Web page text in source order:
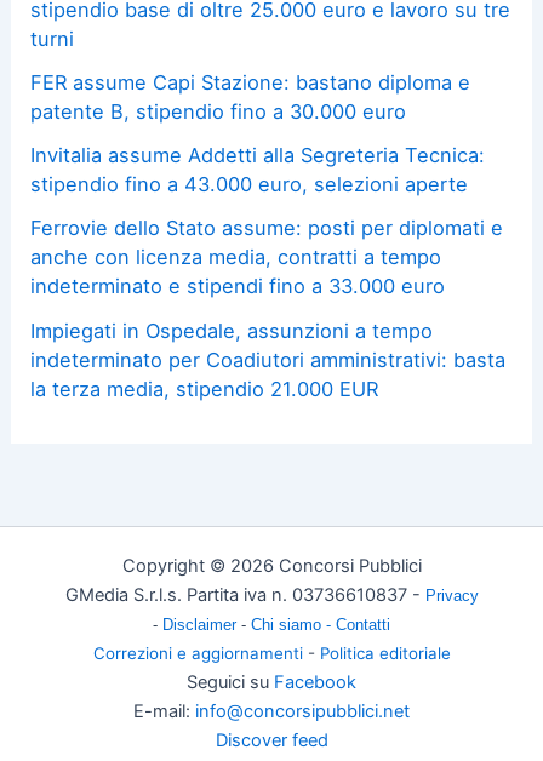
stipendio base di oltre 25.000 euro e lavoro su tre
turni
FER assume Capi Stazione: bastano diploma e
patente B, stipendio fino a 30.000 euro
Invitalia assume Addetti alla Segreteria Tecnica:
stipendio fino a 43.000 euro, selezioni aperte
Ferrovie dello Stato assume: posti per diplomati e
anche con licenza media, contratti a tempo
indeterminato e stipendi fino a 33.000 euro
Impiegati in Ospedale, assunzioni a tempo
indeterminato per Coadiutori amministrativi: basta
la terza media, stipendio 21.000 EUR
Copyright © 2026 Concorsi Pubblici
GMedia S.r.l.s. Partita iva n. 03736610837 - Privacy
- Disclaimer - Chi siamo - Contatti
Correzioni e aggiornamenti- Politica editoriale
Seguici su Facebook
E-mail: info@concorsipubblici.net
Discover feed